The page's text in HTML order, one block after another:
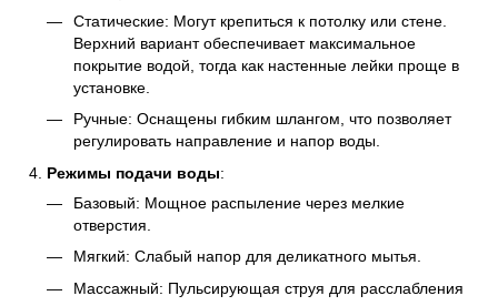
Статические: Могут крепиться к потолку или стене.
Верхний вариант обеспечивает максимальное
покрытие водой, тогда как настенные лейки проще в
установке.
Ручные: Оснащены гибким шлангом, что позволяет
регулировать направление и напор воды.
Режимы подачи воды:
Базовый: Мощное распыление через мелкие
отверстия.
Мягкий: Слабый напор для деликатного мытья.
Массажный: Пульсирующая струя для расслабления